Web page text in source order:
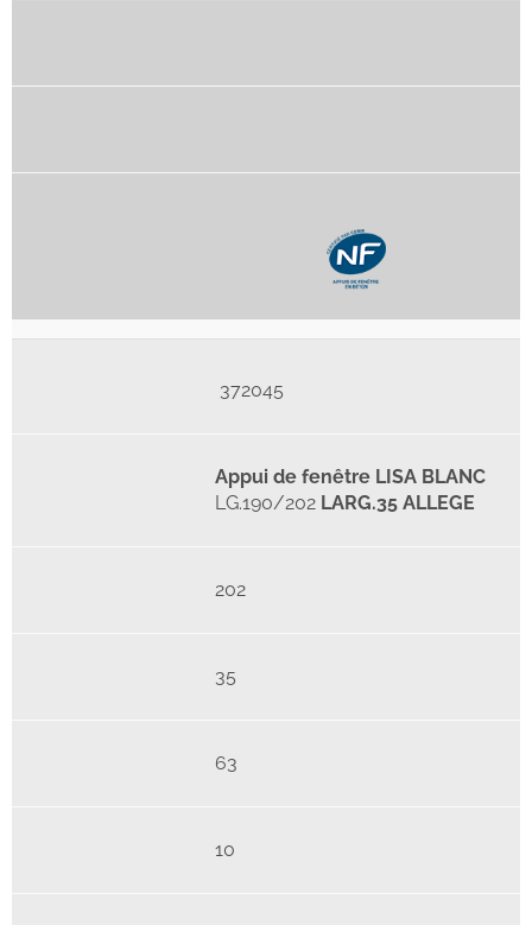
372045
Appui de fenêtre LISA BLANC
LG.190/202 LARG.35 ALLEGE
202
35
63
10